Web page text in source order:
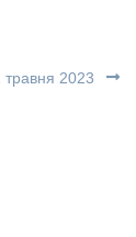
2023